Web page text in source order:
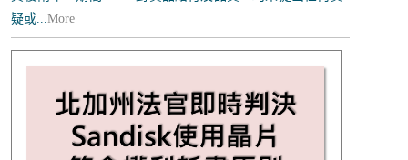
疑或...More